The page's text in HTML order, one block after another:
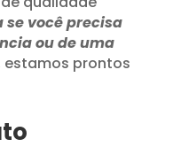
se você precisa
ou de uma
estamos prontos